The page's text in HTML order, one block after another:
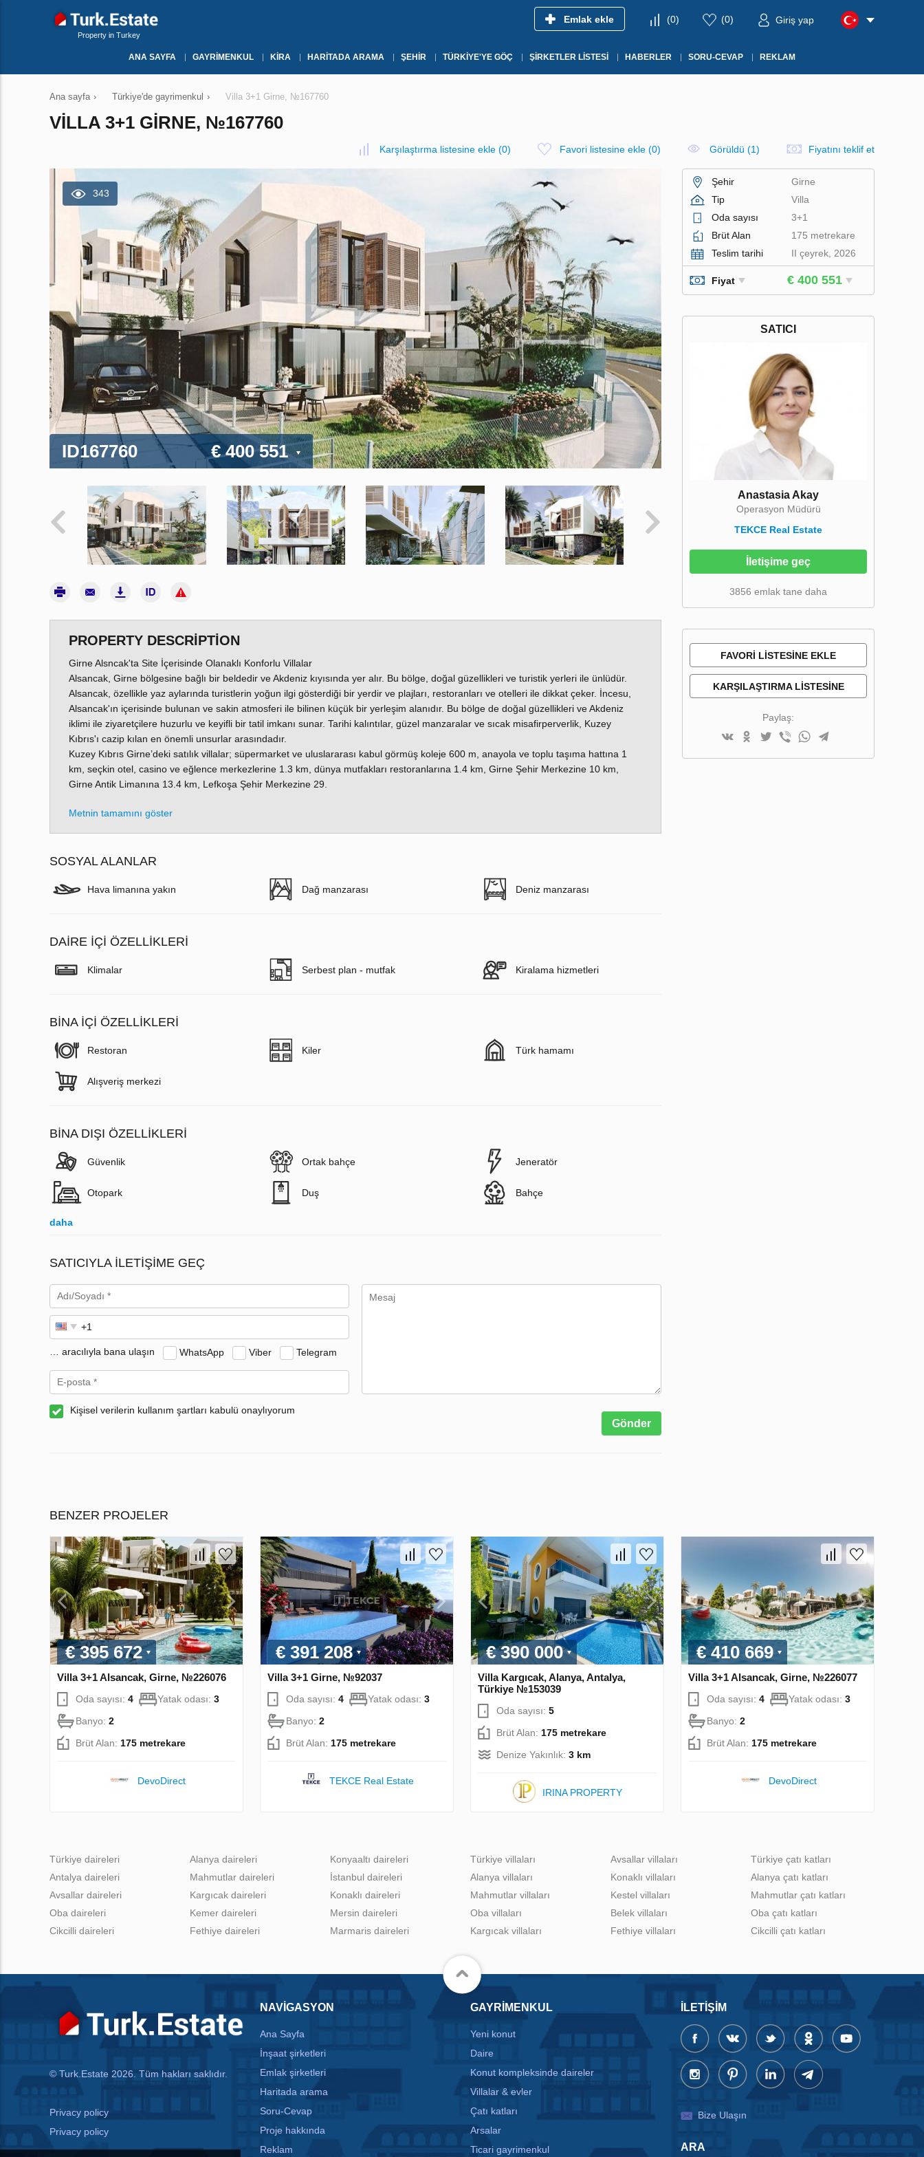
Property in Turkey
Emlak ekle (0) (0) Giriş yap
ANA SAYFA GAYRIMENKUL KIRA HARITADA ARAMA ŞEHIR TÜRKIYE'YE GÖÇ ŞIRKETLER LISTESI HABERLER SORU-CEVAP REKLAM
Ana sayfa › Türkiye'de gayrimenkul › Villa 3+1 Girne, №167760
VILLA 3+1 GIRNE, №167760
Karşılaştırma listesine ekle (0) Favori listesine ekle (0) Görüldü (1) Fiyatını teklif et
343
ID167760 € 400 551
PROPERTY DESCRIPTION
Girne Alsncak'ta Site İçerisinde Olanaklı Konforlu Villalar
Alsancak, Girne bölgesine bağlı bir beldedir ve Akdeniz kıyısında yer alır. Bu bölge, doğal güzellikleri ve turistik yerleri ile ünlüdür.
Alsancak, özellikle yaz aylarında turistlerin yoğun ilgi gösterdiği bir yerdir ve plajları, restoranları ve otelleri ile dikkat çeker. İncesu,
Alsancak'ın içerisinde bulunan ve sakin atmosferi ile bilinen küçük bir yerleşim alanıdır. Bu bölge de doğal güzellikleri ve Akdeniz
iklimi ile ziyaretçilere huzurlu ve keyifli bir tatil imkanı sunar. Tarihi kalıntılar, güzel manzaralar ve sıcak misafirperverlik, Kuzey
Kıbrıs'ı cazip kılan en önemli unsurlar arasındadır.
Kuzey Kıbrıs Girne’deki satılık villalar; süpermarket ve uluslararası kabul görmüş koleje 600 m, anayola ve toplu taşıma hattına 1
km, seçkin otel, casino ve eğlence merkezlerine 1.3 km, dünya mutfakları restoranlarına 1.4 km, Girne Şehir Merkezine 10 km,
Girne Antik Limanına 13.4 km, Lefkoşa Şehir Merkezine 29.
Metnin tamamını göster
SOSYAL ALANLAR
Hava limanına yakın Dağ manzarası Deniz manzarası
DAIRE IÇI ÖZELLIKLERI
Klimalar Serbest plan - mutfak Kiralama hizmetleri
BINA İÇI ÖZELLIKLERI
Restoran Kiler Türk hamamı
Alışveriş merkezi
BINA DIŞI ÖZELLIKLERI
Güvenlik Ortak bahçe Jeneratör
Otopark Duş Bahçe
daha
SATICIYLA ILETIŞIME GEÇ
… aracılıyla bana ulaşın WhatsApp Viber Telegram
Kişisel verilerin kullanım şartları kabulü onaylıyorum
Gönder
Şehir
Girne
Tip
Villa
Oda sayısı
3+1
Brüt Alan
175 metrekare
Teslim tarihi
II çeyrek, 2026
Fiyat € 400 551
SATICI
Anastasia Akay
Operasyon Müdürü
TEKCE Real Estate
İletişime geç
3856 emlak tane daha
FAVORI LISTESINE EKLE
KARŞILAŞTIRMA LISTESINE
Paylaş:
BENZER PROJELER
€ 395 672
Villa 3+1 Alsancak, Girne, №226076
Oda sayısı: 4 Yatak odası: 3
Banyo: 2
Brüt Alan: 175 metrekare
DevoDirect
€ 391 208
Villa 3+1 Girne, №92037
Oda sayısı: 4 Yatak odası: 3
Banyo: 2
Brüt Alan: 175 metrekare
TEKCE Real Estate
€ 390 000
Villa Kargıcak, Alanya, Antalya,
Türkiye №153039
Oda sayısı: 5
Brüt Alan: 175 metrekare
Denize Yakınlık: 3 km
IRINA PROPERTY
€ 410 669
Villa 3+1 Alsancak, Girne, №226077
Oda sayısı: 4 Yatak odası: 3
Banyo: 2
Brüt Alan: 175 metrekare
DevoDirect
Türkiye daireleri
Antalya daireleri
Avsallar daireleri
Oba daireleri
Cikcilli daireleri
Alanya daireleri
Mahmutlar daireleri
Kargıcak daireleri
Kemer daireleri
Fethiye daireleri
Konyaaltı daireleri
İstanbul daireleri
Konaklı daireleri
Mersin daireleri
Marmaris daireleri
Türkiye villaları
Alanya villaları
Mahmutlar villaları
Oba villaları
Kargıcak villaları
Avsallar villaları
Konaklı villaları
Kestel villaları
Belek villaları
Fethiye villaları
Türkiye çatı katları
Alanya çatı katları
Mahmutlar çatı katları
Oba çatı katları
Cikcilli çatı katları
© Turk.Estate 2026. Tüm hakları saklıdır.
Privacy policy
Privacy policy
NAVIGASYON
Ana Sayfa
İnşaat şirketleri
Emlak şirketleri
Haritada arama
Soru-Cevap
Proje hakkında
Reklam
GAYRIMENKUL
Yeni konut
Daire
Konut kompleksinde daireler
Villalar & evler
Çatı katları
Arsalar
Ticari gayrimenkul
İLETIŞIM
Bize Ulaşın
ARA